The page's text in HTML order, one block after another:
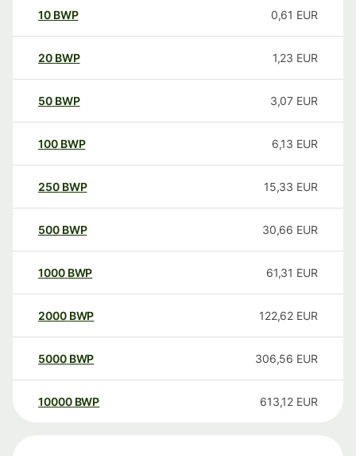
10 BWP 0,61 EUR
20 BWP 1,23 EUR
50 BWP 3,07 EUR
100 BWP 6,13 EUR
250 BWP 15,33 EUR
500 BWP 30,66 EUR
1000 BWP 61,31 EUR
2000 BWP 122,62 EUR
5000 BWP 306,56 EUR
10000 BWP 613,12 EUR